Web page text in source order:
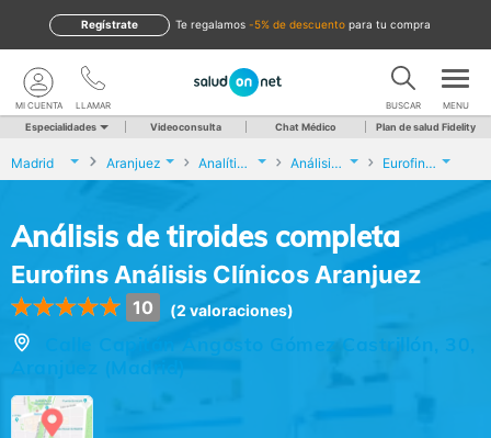
te regalamos -5% de descuento para tu compra
Regístrate
LLAMAR
MI CUENTA BUSCAR MENU
Especialidades Videoconsulta Chat Médico Plan de salud Fidelity
Madrid Aranjuez Analíticas y Genética Análisis de tiroides completa Eurofins Análisis Clínicos Aranjuez
Análisis de tiroides completa
Eurofins Análisis Clínicos Aranjuez
10 (2 valoraciones)
Calle Capitán Angosto Gómez Castrillón, 30,
Aranjuez (Madrid)